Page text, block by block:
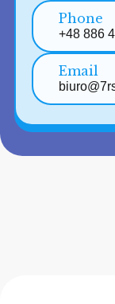
Phone
+48 886
Email